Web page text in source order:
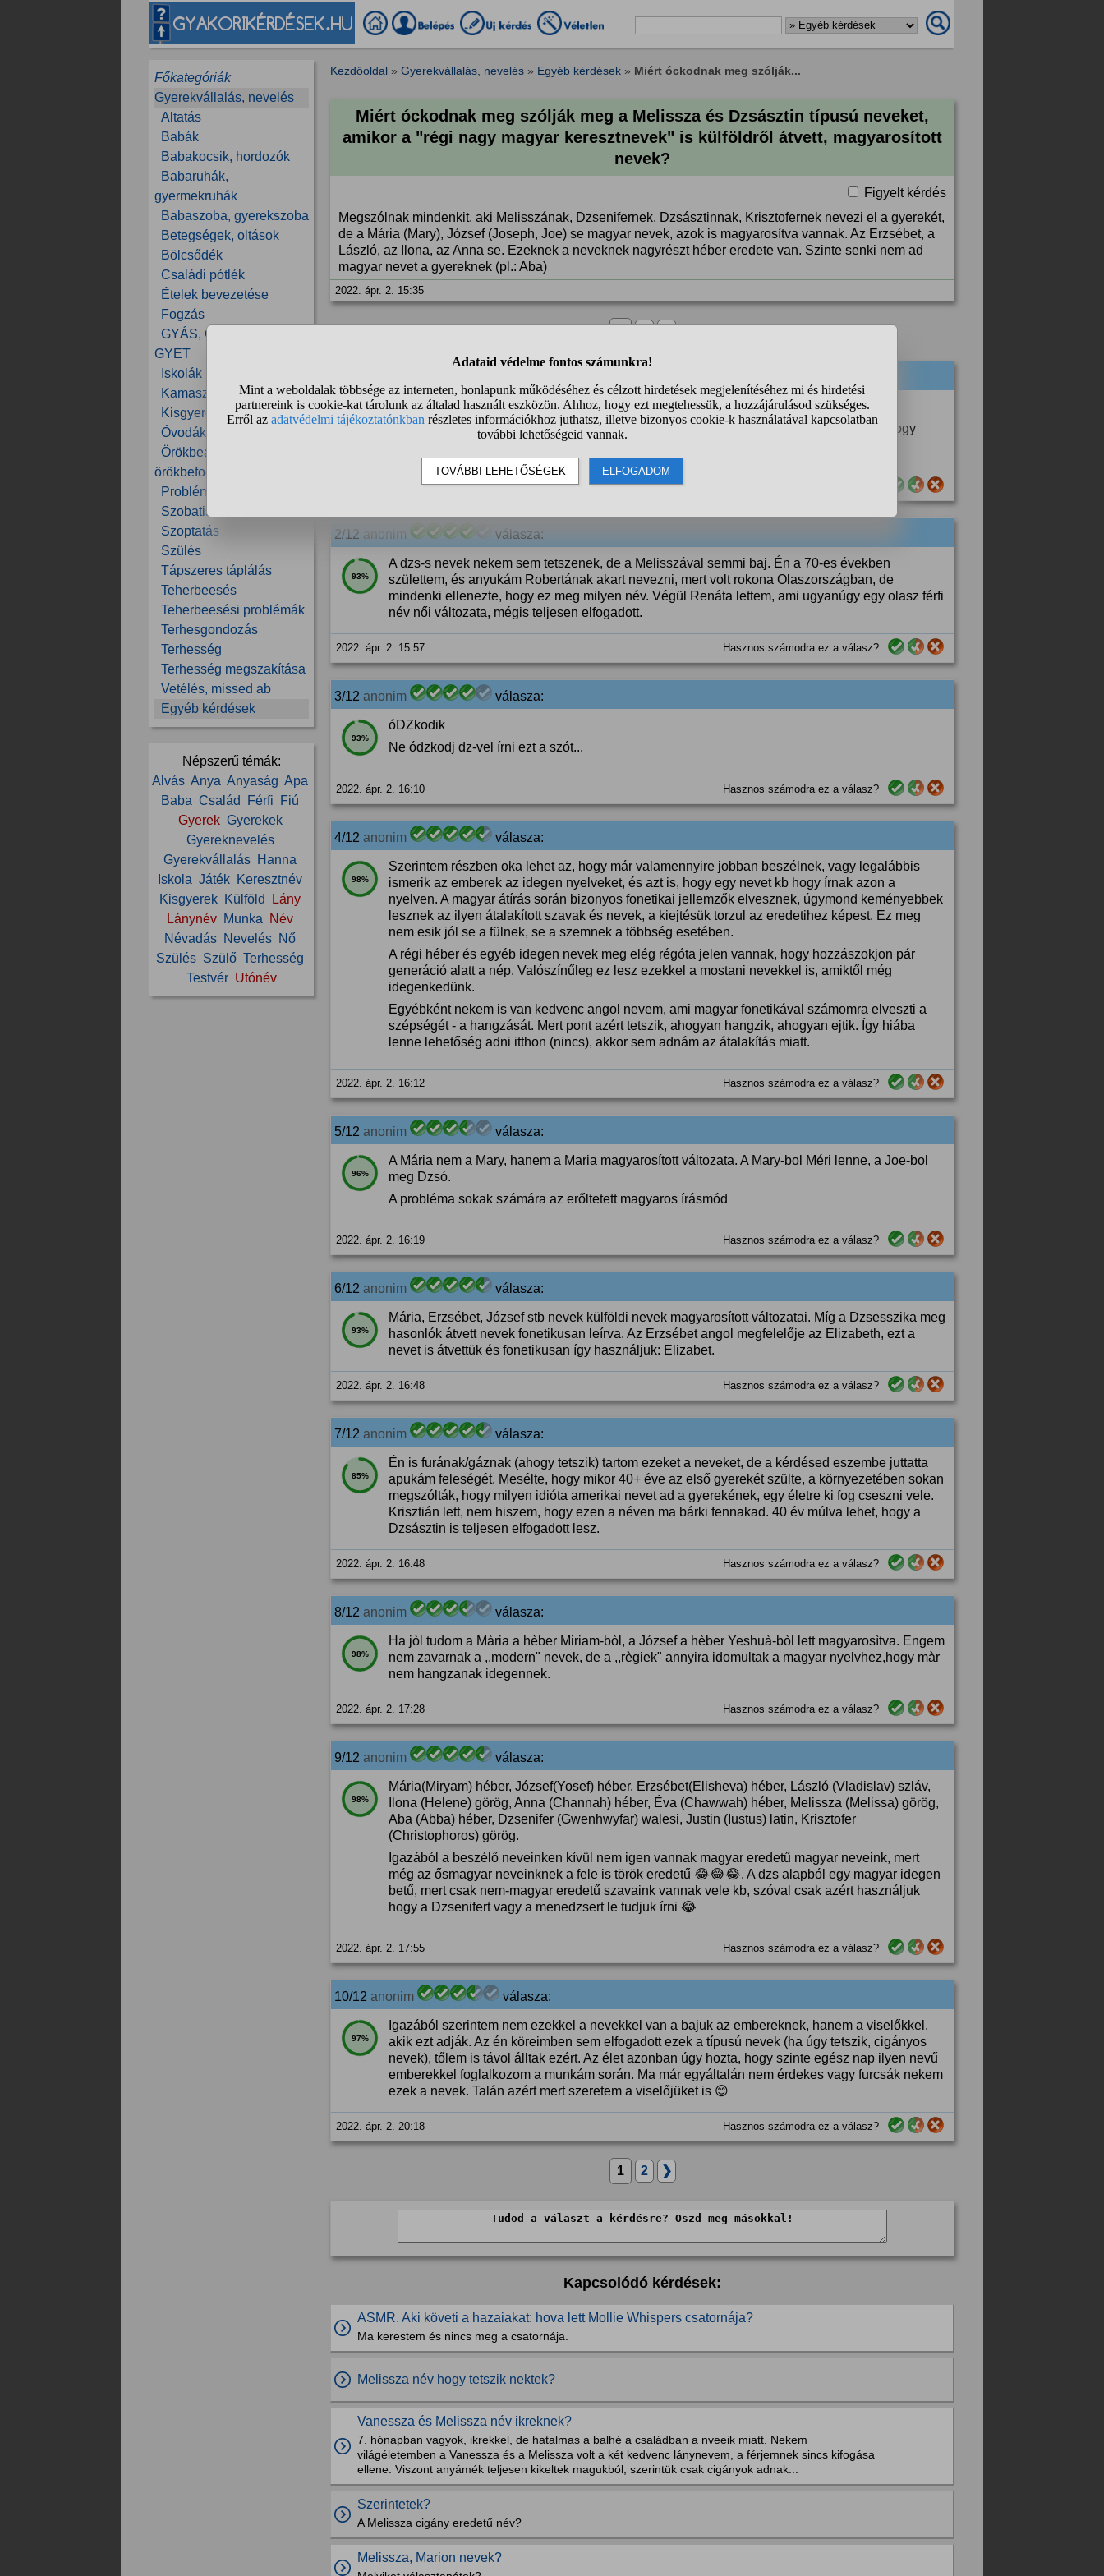
Főkategóriák
Gyerekvállalás, nevelés
Altatás
Babák
Babakocsik, hordozók
Babaruhák,
gyermekruhák
Babaszoba, gyerekszoba
Betegségek, oltások
Bölcsődék
Családi pótlék
Ételek bevezetése
Fogzás
GYÁS, GYES, GYED,
GYET
Iskolák
Kamaszok
Kisgyerekek
Óvodák
Örökbeadás,
örökbefogadás
Problémás gyerekek
Szobatisztaság
Szoptatás
Szülés
Tápszeres táplálás
Teherbeesés
Teherbeesési problémák
Terhesgondozás
Terhesség
Terhesség megszakítása
Vetélés, missed ab
Egyéb kérdések
Népszerű témák:
Alvás Anya Anyaság Apa
Baba Család Férfi
Fiú
Gyerek Gyerekek
Gyereknevelés
Gyerekvállalás Hanna
Iskola Játék Keresztnév
Kisgyerek Külföld
Lány
Lánynév Munka
Név
Névadás Nevelés Nő
Szülés Szülő Terhesség
Testvér Utónév
Kezdőoldal » Gyerekvállalás, nevelés » Egyéb kérdések » Miért óckodnak meg szólják...
Miért óckodnak meg szólják meg a Melissza és Dzsásztin típusú neveket,
amikor a "régi nagy magyar keresztnevek" is külföldről átvett, magyarosított
nevek?
Figyelt kérdés
Megszólnak mindenkit, aki Melisszának, Dzsenifernek, Dzsásztinnak, Krisztofernek nevezi el a gyerekét,
de a Mária (Mary), József (Joseph, Joe) se magyar nevek, azok is magyarosítva vannak. Az Erzsébet, a
László, az Ilona, az Anna se. Ezeknek a neveknek nagyrészt héber eredete van. Szinte senki nem ad
magyar nevet a gyereknek (pl.: Aba)
2022. ápr. 2. 15:35
28%
Valamilyen szempont alapján ki kell pécézni az embereket. Jó példa erre a név.
Én még a Juliannák és a Máriák korában születtem Petraként, mindenki csodálkozott, hogy
hogy lehet ilyen nevet adni egy gyereknek.
2022. ápr. 2. 15:38
2/12 anonim válasza:
93%
A dzs-s nevek nekem sem tetszenek, de a Melisszával semmi baj. Én a 70-es években
születtem, és anyukám Robertának akart nevezni, mert volt rokona Olaszországban, de
mindenki ellenezte, hogy ez meg milyen név. Végül Renáta lettem, ami ugyanúgy egy olasz férfi
név női változata, mégis teljesen elfogadott.
2022. ápr. 2. 15:57 Hasznos számodra ez a válasz?
3/12 anonim válasza:
93%
óDZkodik
Ne ódzkodj dz-vel írni ezt a szót...
2022. ápr. 2. 16:10 Hasznos számodra ez a válasz?
4/12 anonim válasza:
98%
Szerintem részben oka lehet az, hogy már valamennyire jobban beszélnek, vagy legalábbis
ismerik az emberek az idegen nyelveket, és azt is, hogy egy nevet kb hogy írnak azon a
nyelven. A magyar átírás során bizonyos fonetikai jellemzők elvesznek, úgymond keményebbek
lesznek az ilyen átalakított szavak és nevek, a kiejtésük torzul az eredetihez képest. Ez meg
nem esik jól se a fülnek, se a szemnek a többség esetében.
A régi héber és egyéb idegen nevek meg elég régóta jelen vannak, hogy hozzászokjon pár
generáció alatt a nép. Valószínűleg ez lesz ezekkel a mostani nevekkel is, amiktől még
idegenkedünk.
Egyébként nekem is van kedvenc angol nevem, ami magyar fonetikával számomra elveszti a
szépségét - a hangzását. Mert pont azért tetszik, ahogyan hangzik, ahogyan ejtik. Így hiába
lenne lehetőség adni itthon (nincs), akkor sem adnám az átalakítás miatt.
2022. ápr. 2. 16:12 Hasznos számodra ez a válasz?
5/12 anonim válasza:
96%
A Mária nem a Mary, hanem a Maria magyarosított változata. A Mary-bol Méri lenne, a Joe-bol
meg Dzsó.
A probléma sokak számára az erőltetett magyaros írásmód
2022. ápr. 2. 16:19 Hasznos számodra ez a válasz?
6/12 anonim válasza:
93%
Mária, Erzsébet, József stb nevek külföldi nevek magyarosított változatai. Míg a Dzsesszika meg
hasonlók átvett nevek fonetikusan leírva. Az Erzsébet angol megfelelője az Elizabeth, ezt a
nevet is átvettük és fonetikusan így használjuk: Elizabet.
2022. ápr. 2. 16:48 Hasznos számodra ez a válasz?
7/12 anonim válasza:
85%
Én is furának/gáznak (ahogy tetszik) tartom ezeket a neveket, de a kérdésed eszembe juttatta
apukám feleségét. Mesélte, hogy mikor 40+ éve az első gyerekét szülte, a környezetében sokan
megszólták, hogy milyen idióta amerikai nevet ad a gyerekének, egy életre ki fog cseszni vele.
Krisztián lett, nem hiszem, hogy ezen a néven ma bárki fennakad. 40 év múlva lehet, hogy a
Dzsásztin is teljesen elfogadott lesz.
2022. ápr. 2. 16:48 Hasznos számodra ez a válasz?
8/12 anonim válasza:
98%
Ha jòl tudom a Mària a hèber Miriam-bòl, a József a hèber Yeshuà-bòl lett magyarosìtva. Engem
nem zavarnak a ,,modern" nevek, de a ,,règiek" annyira idomultak a magyar nyelvhez,hogy màr
nem hangzanak idegennek.
2022. ápr. 2. 17:28 Hasznos számodra ez a válasz?
9/12 anonim válasza:
98%
Mária(Miryam) héber, József(Yosef) héber, Erzsébet(Elisheva) héber, László (Vladislav) szláv,
Ilona (Helene) görög, Anna (Channah) héber, Éva (Chawwah) héber, Melissza (Melissa) görög,
Aba (Abba) héber, Dzsenifer (Gwenhwyfar) walesi, Justin (Iustus) latin, Krisztofer
(Christophoros) görög.
Igazából a beszélő neveinken kívül nem igen vannak magyar eredetű magyar neveink, mert
még az ősmagyar neveinknek a fele is török eredetű 😂😂😂. A dzs alapból egy magyar idegen
betű, mert csak nem-magyar eredetű szavaink vannak vele kb, szóval csak azért használjuk
hogy a Dzsenifert vagy a menedzsert le tudjuk írni 😂
2022. ápr. 2. 17:55 Hasznos számodra ez a válasz?
10/12 anonim válasza:
97%
Igazából szerintem nem ezekkel a nevekkel van a bajuk az embereknek, hanem a viselőkkel,
akik ezt adják. Az én köreimben sem elfogadott ezek a típusú nevek (ha úgy tetszik, cigányos
nevek), tőlem is távol álltak ezért. Az élet azonban úgy hozta, hogy szinte egész nap ilyen nevű
emberekkel foglalkozom a munkám során. Ma már egyáltalán nem érdekes vagy furcsák nekem
ezek a nevek. Talán azért mert szeretem a viselőjüket is 😊
2022. ápr. 2. 20:18 Hasznos számodra ez a válasz?
1 2 ❯
Kapcsolódó kérdések:
ASMR. Aki követi a hazaiakat: hova lett Mollie Whispers csatornája?
Ma kerestem és nincs meg a csatornája.
Melissza név hogy tetszik nektek?
Vanessza és Melissza név ikreknek?
7. hónapban vagyok, ikrekkel, de hatalmas a balhé a családban a nveeik miatt. Nekem
világéletemben a Vanessza és a Melissza volt a két kedvenc lánynevem, a férjemnek sincs kifogása
ellene. Viszont anyámék teljesen kikeltek magukból, szerintük csak cigányok adnak...
Szerintetek?
A Melissza cigány eredetű név?
Melissza, Marion nevek?